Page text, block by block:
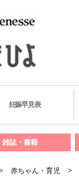
妊娠早見表
雑誌・書籍
赤ちゃん・育児